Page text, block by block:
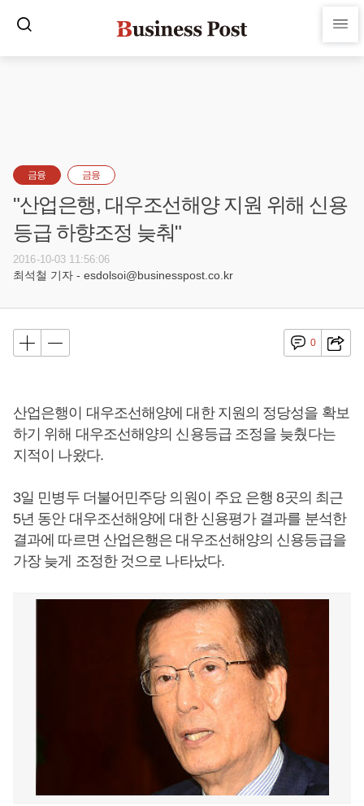
금융 금융
"산업은행, 대우조선해양 지원 위해 신용
등급 하향조정 늦춰"
2016-10-03 11:56:06
최석철 기자 - esdolsoi@businesspost.co.kr
0
산업은행이 대우조선해양에 대한 지원의 정당성을 확보
하기 위해 대우조선해양의 신용등급 조정을 늦췄다는
지적이 나왔다.
3일 민병두 더불어민주당 의원이 주요 은행 8곳의 최근
5년 동안 대우조선해양에 대한 신용평가 결과를 분석한
결과에 따르면 산업은행은 대우조선해양의 신용등급을
가장 늦게 조정한 것으로 나타났다.